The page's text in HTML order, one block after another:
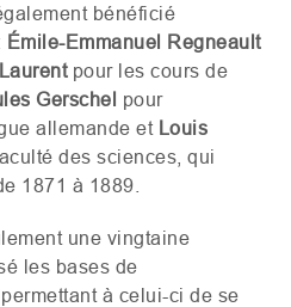
bénéficié
Émile-Emmanuel Regneault
pour les cours de
Gerschel pour
allemande et Louis
des sciences, qui
1871 à 1889.
une vingtaine
les bases de
à celui-ci de se